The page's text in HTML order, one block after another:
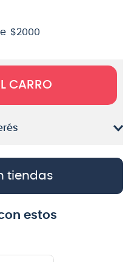
$2000
CARRO
tiendas
estos